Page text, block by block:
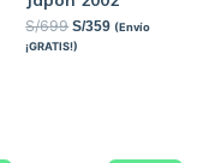
S/699 S/359 (Envío
¡GRATIS!)